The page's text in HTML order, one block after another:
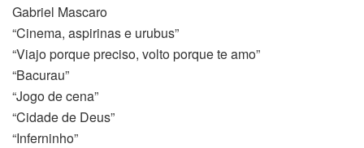
Gabriel Mascaro
“Cinema, aspirinas e urubus”
“Viajo porque preciso, volto porque te amo”
“Bacurau”
“Jogo de cena”
“Cidade de Deus”
“Inferninho”